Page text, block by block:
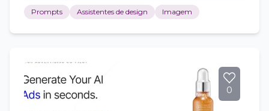
Prompts Assistentes de design Imagem
0